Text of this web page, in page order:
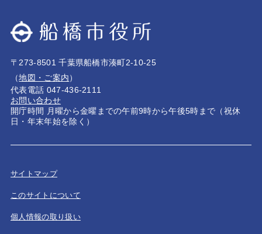
〒273-8501 千葉県船橋市湊町2-10-25
（地図・ご案内）
代表電話 047-436-2111
お問い合わせ
開庁時間 月曜から金曜までの午前9時から午後5時まで（祝休
日・年末年始を除く）
サイトマップ
このサイトについて
個人情報の取り扱い